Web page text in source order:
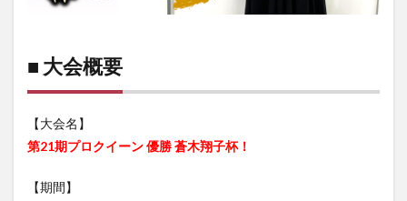
■ 大会概要
【大会名】
第21期プロクイーン 優勝 蒼木翔子杯！
【期間】